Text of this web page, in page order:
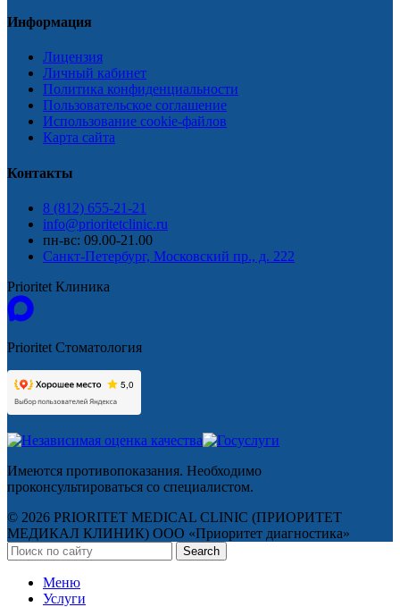
Информация
Лицензия
Личный кабинет
Политика конфиденциальности
Пользовательское соглашение
Использование cookie-файлов
Карта сайта
Контакты
8 (812) 655-21-21
info@prioritetclinic.ru
пн-вс: 09.00-21.00
Санкт-Петербург, Московский пр., д. 222
Prioritet Клиника
Prioritet Стоматология
Имеются противопоказания. Необходимо
проконсультироваться со специалистом.
© 2026 PRIORITET MEDICAL CLINIC (ПРИОРИТЕТ
МЕДИКАЛ КЛИНИК) ООО «Приоритет диагностика»
Search
Меню
Услуги